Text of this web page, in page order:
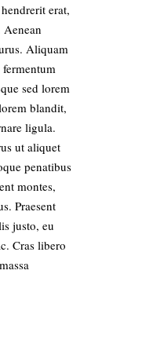
erat,
Aliquam
sed lorem
blandit,
ligula.
ut aliquet
penatibus
montes,
Praesent
justo, eu
Cras libero